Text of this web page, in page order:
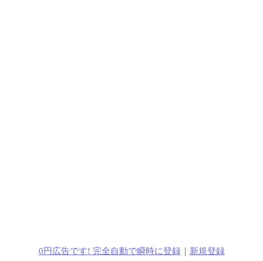
0円広告です! 完全自動で瞬時に登録｜ 新規登録